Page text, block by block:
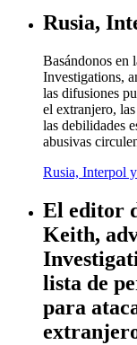
Rusia,
Basándonos en
Investigations,
las difusiones
el extranjero,
las debilidades
abusivas
Rusia, Interpol
El editor
Keith,
lista de
para